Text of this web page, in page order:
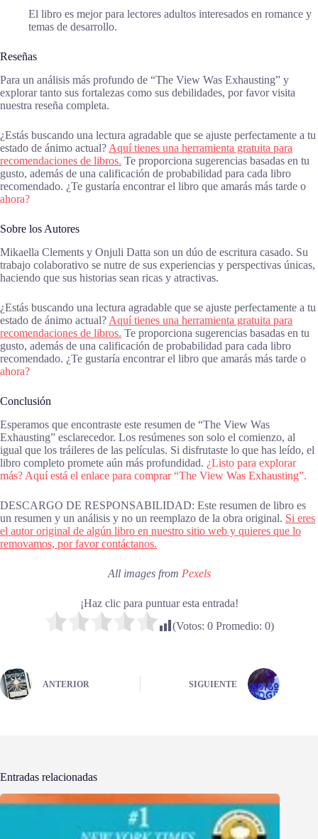
El libro es mejor para lectores adultos interesados en romance y
temas de desarrollo.
Reseñas
Para un análisis más profundo de “The View Was Exhausting” y
explorar tanto sus fortalezas como sus debilidades, por favor visita
nuestra reseña completa.
¿Estás buscando una lectura agradable que se ajuste perfectamente a tu
estado de ánimo actual? Aquí tienes una herramienta gratuita para
recomendaciones de libros. Te proporciona sugerencias basadas en tu
gusto, además de una calificación de probabilidad para cada libro
recomendado. ¿Te gustaría encontrar el libro que amarás más tarde o
ahora?
Sobre los Autores
Mikaella Clements y Onjuli Datta son un dúo de escritura casado. Su
trabajo colaborativo se nutre de sus experiencias y perspectivas únicas,
haciendo que sus historias sean ricas y atractivas.
¿Estás buscando una lectura agradable que se ajuste perfectamente a tu
estado de ánimo actual? Aquí tienes una herramienta gratuita para
recomendaciones de libros. Te proporciona sugerencias basadas en tu
gusto, además de una calificación de probabilidad para cada libro
recomendado. ¿Te gustaría encontrar el libro que amarás más tarde o
ahora?
Conclusión
Esperamos que encontraste este resumen de “The View Was
Exhausting” esclarecedor. Los resúmenes son solo el comienzo, al
igual que los tráileres de las películas. Si disfrutaste lo que has leído, el
libro completo promete aún más profundidad. ¿Listo para explorar
más? Aquí está el enlace para comprar “The View Was Exhausting”.
DESCARGO DE RESPONSABILIDAD: Este resumen de libro es
un resumen y un análisis y no un reemplazo de la obra original. Si eres
el autor original de algún libro en nuestro sitio web y quieres que lo
removamos, por favor contáctanos.
All images from Pexels
¡Haz clic para puntuar esta entrada!
(Votos: 0Promedio: 0)
ANTERIOR SIGUIENTE
Entradas relacionadas